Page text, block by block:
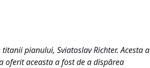
pianului, Sviatoslav Richter. Acesta a
oferit aceasta a fost de a dispărea